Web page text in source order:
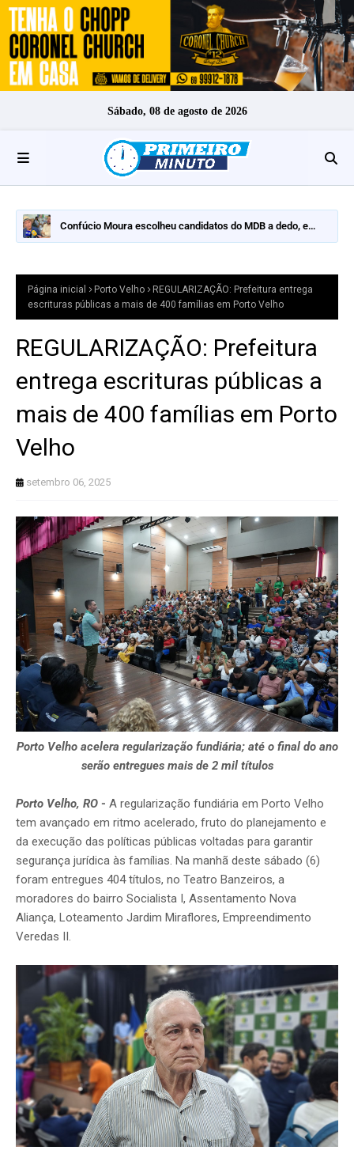
Sábado, 08 de agosto de 2026
Confúcio Moura escolheu candidatos do MDB a dedo, e
Página inicial Porto Velho
REGULARIZAÇÃO: Prefeitura entrega
escrituras públicas a mais de 400 famílias em Porto Velho
REGULARIZAÇÃO: Prefeitura
entrega escrituras públicas a
mais de 400 famílias em Porto
Velho
setembro 06, 2025
Porto Velho acelera regularização fundiária; até o final do ano
serão entregues mais de 2 mil títulos
Porto Velho, RO - A regularização fundiária em Porto Velho
tem avançado em ritmo acelerado, fruto do planejamento e
da execução das políticas públicas voltadas para garantir
segurança jurídica às famílias. Na manhã deste sábado (6)
foram entregues 404 títulos, no Teatro Banzeiros, a
moradores do bairro Socialista I, Assentamento Nova
Aliança, Loteamento Jardim Miraflores, Empreendimento
Veredas II.